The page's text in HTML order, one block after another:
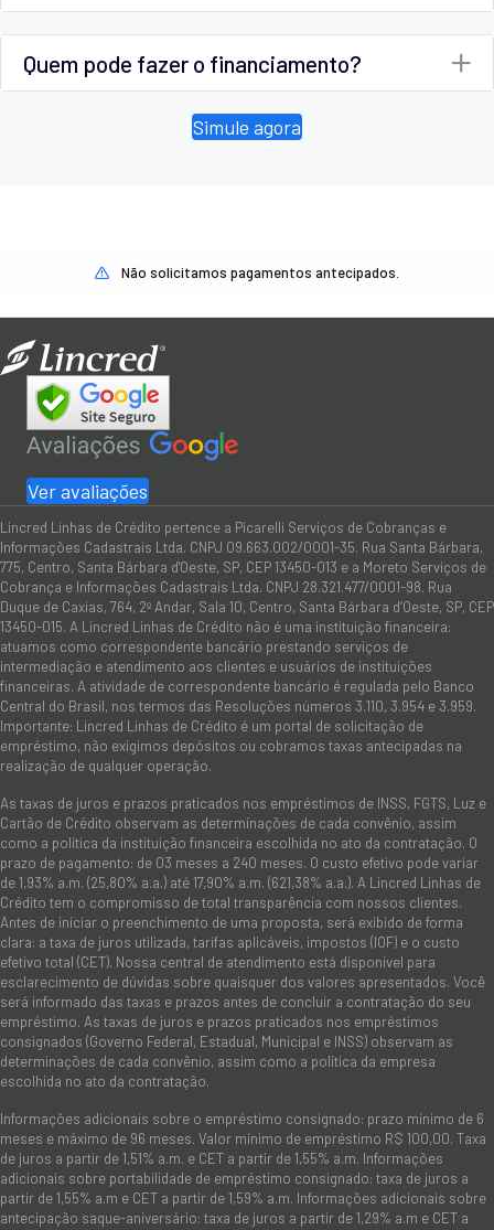
Quem pode fazer o financiamento?
Simule agora
Não solicitamos pagamentos antecipados.
Ver avaliações
Lincred Linhas de Crédito pertence a Picarelli Serviços de Cobranças e
Informações Cadastrais Ltda. CNPJ 09.663.002/0001-35. Rua Santa Bárbara,
775, Centro, Santa Bárbara d'Oeste, SP, CEP 13450-013 e a Moreto Serviços de
Cobrança e Informações Cadastrais Ltda. CNPJ 28.321.477/0001-98. Rua
Duque de Caxias, 764, 2º Andar, Sala 10, Centro, Santa Bárbara d’Oeste, SP, CEP
13450-015. A Lincred Linhas de Crédito não é uma instituição financeira:
atuamos como correspondente bancário prestando serviços de
intermediação e atendimento aos clientes e usuários de instituições
financeiras. A atividade de correspondente bancário é regulada pelo Banco
Central do Brasil, nos termos das Resoluções números 3.110, 3.954 e 3.959.
Importante: Lincred Linhas de Crédito é um portal de solicitação de
empréstimo, não exigimos depósitos ou cobramos taxas antecipadas na
realização de qualquer operação.
As taxas de juros e prazos praticados nos empréstimos de INSS, FGTS, Luz e
Cartão de Crédito observam as determinações de cada convênio, assim
como a política da instituição financeira escolhida no ato da contratação. O
prazo de pagamento: de 03 meses a 240 meses. O custo efetivo pode variar
de 1,93% a.m. (25,80% a.a.) até 17,90% a.m. (621,38% a.a.). A Lincred Linhas de
Crédito tem o compromisso de total transparência com nossos clientes.
Antes de iniciar o preenchimento de uma proposta, será exibido de forma
clara: a taxa de juros utilizada, tarifas aplicáveis, impostos (IOF) e o custo
efetivo total (CET). Nossa central de atendimento está disponível para
esclarecimento de dúvidas sobre quaisquer dos valores apresentados. Você
será informado das taxas e prazos antes de concluir a contratação do seu
empréstimo. As taxas de juros e prazos praticados nos empréstimos
consignados (Governo Federal, Estadual, Municipal e INSS) observam as
determinações de cada convênio, assim como a política da empresa
escolhida no ato da contratação.
Informações adicionais sobre o empréstimo consignado: prazo mínimo de 6
meses e máximo de 96 meses. Valor mínimo de empréstimo R$ 100,00. Taxa
de juros a partir de 1,51% a.m. e CET a partir de 1,55% a.m. Informações
adicionais sobre portabilidade de empréstimo consignado: taxa de juros a
partir de 1,55% a.m e CET a partir de 1,59% a.m. Informações adicionais sobre
antecipação saque-aniversário: taxa de juros a partir de 1,29% a.m e CET a